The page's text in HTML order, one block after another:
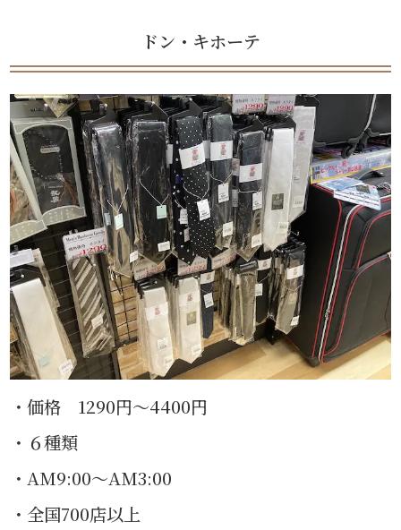
ドン・キホーテ
・価格 1290円〜4400円
・６種類
・AM9:00〜AM3:00
・全国700店以上